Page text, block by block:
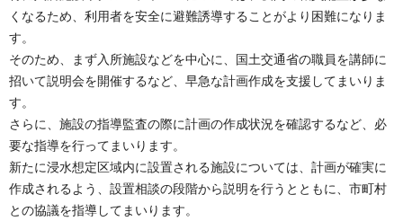
くなるため、利用者を安全に避難誘導することがより困難になりま
す。
そのため、まず入所施設などを中心に、国土交通省の職員を講師に
招いて説明会を開催するなど、早急な計画作成を支援してまいりま
す。
さらに、施設の指導監査の際に計画の作成状況を確認するなど、必
要な指導を行ってまいります。
新たに浸水想定区域内に設置される施設については、計画が確実に
作成されるよう、設置相談の段階から説明を行うとともに、市町村
との協議を指導してまいります。